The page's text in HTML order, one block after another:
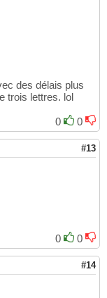
des délais plus
trois lettres. lol
0 0
#13
0
0
#14